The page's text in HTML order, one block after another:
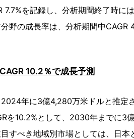
を記録し、分析期間終了時に
野の成長率は、分析期間中CAGR
10.2％で成長予測
年に3億4,280万米ドルと推定
を10.2%として、2030年までに3
すべき地域別市場としては、日本